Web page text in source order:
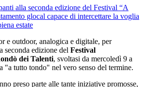
e outdoor, analogica e digitale, per
seconda edizione del Festival
dei Talenti, svoltasi da mercoledì 9 a
"a tutto tondo" nel vero senso del termine.
preso parte alle tante iniziative promosse,